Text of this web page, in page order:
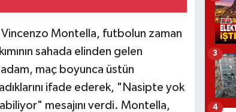
Vincenzo Montella, futbolun zaman
sahada elinden gelen
maç boyunca üstün
ifade ederek, "Nasipte yok
mesajını verdi. Montella,
3
4